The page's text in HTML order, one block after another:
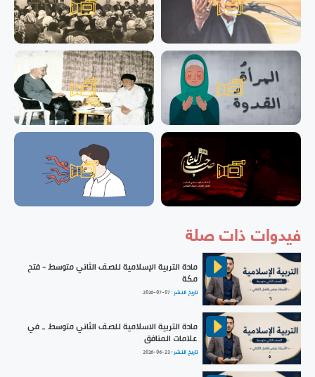
فيدوات ذات صلة
مادة التربية الإسلامية للصف الثاني متوسط - فتح
مكة
تاريخ النشر :2026-07-07
مادة التربية الاسلامية للصف الثاني متوسط _ في
علامات المنافق
تاريخ النشر :2026-06-23